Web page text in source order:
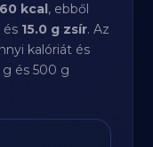
kcal, ebből
és 15.0 g zsír. Az
kalóriát és
és 500 g